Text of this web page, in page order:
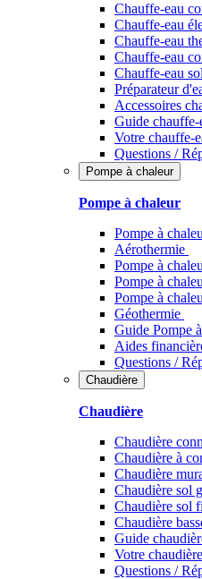
Chauffe-eau
Chauffe-eau
Chauffe-eau
Chauffe-eau
Chauffe-eau
Préparateur
Accessoires
Guide chauffe-
Votre chauffe-
Questions /
Pompe à chaleur
Pompe à chaleur
Pompe à
Aérothermie
Pompe à
Pompe à
Pompe à
Géothermie
Guide Pompe
Aides
Questions /
Chaudière
Chaudière
Chaudière
Chaudière à
Chaudière
Chaudière sol
Chaudière sol
Chaudière
Guide
Votre
Questions /